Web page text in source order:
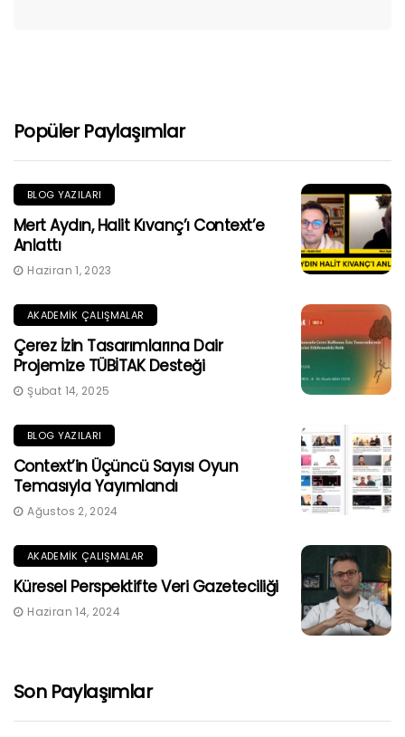
Popüler Paylaşımlar
BLOG YAZILARI
Mert Aydın, Halit Kıvanç’ı Context’e
Anlattı
Haziran 1, 2023
AKADEMIK ÇALIŞMALAR
Çerez İzin Tasarımlarına Dair
Projemize TÜBİTAK Desteği
Şubat 14, 2025
BLOG YAZILARI
Context’in Üçüncü Sayısı Oyun
Temasıyla Yayımlandı
Ağustos 2, 2024
AKADEMIK ÇALIŞMALAR
Küresel Perspektifte Veri Gazeteciliği
Haziran 14, 2024
Son Paylaşımlar